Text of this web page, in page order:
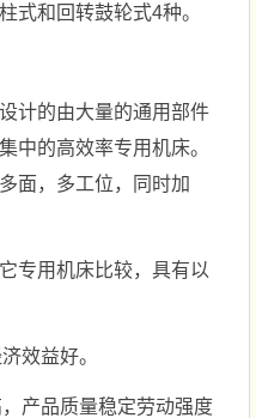
式和回转鼓轮式4种。
计的由大量的通用部件
中的高效率专用机床。
面，多工位，同时加
专用机床比较，具有以
效益好。
产品质量稳定劳动强度